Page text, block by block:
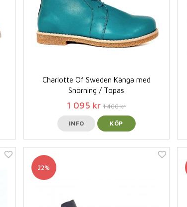
Charlotte Of Sweden Känga med
Snörning / Topas
1 095 kr 1 400 kr
INFO KÖP
22%